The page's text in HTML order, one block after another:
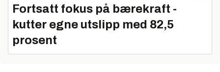
Fortsatt fokus på bærekraft -
kutter egne utslipp med 82,5
prosent